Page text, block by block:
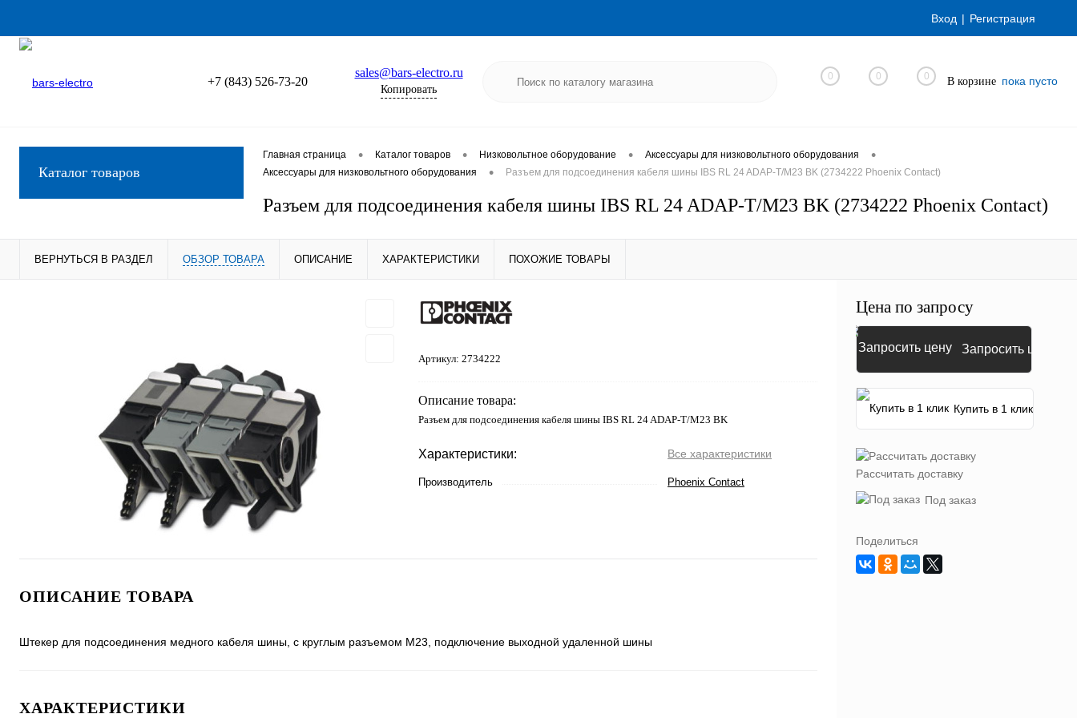
Вход Регистрация
+7 (843) 526-73-20
sales@bars-electro.ru
Копировать
0 0 0 В корзине пока пусто
Каталог товаров
Главная страница • Каталог товаров • Низковольтное оборудование • Аксессуары для низковольтного оборудования •
Аксессуары для низковольтного оборудования • Разъем для подсоединения кабеля шины IBS RL 24 ADAP-T/M23 BK (2734222 Phoenix Contact)
Разъем для подсоединения кабеля шины IBS RL 24 ADAP-T/M23 BK (2734222 Phoenix Contact)
ВЕРНУТЬСЯ В РАЗДЕЛ ОБЗОР ТОВАРА ОПИСАНИЕ ХАРАКТЕРИСТИКИ ПОХОЖИЕ ТОВАРЫ
Артикул: 2734222
Описание товара:
Разъем для подсоединения кабеля шины IBS RL 24 ADAP-T/M23 BK
Характеристики: Все характеристики
Производитель Phoenix Contact
ОПИСАНИЕ ТОВАРА
Штекер для подсоединения медного кабеля шины, с круглым разъемом М23, подключение выходной удаленной шины
ХАРАКТЕРИСТИКИ
Цена по запросу
Запросить цену
Купить в 1 клик
Рассчитать доставку
Под заказ
Поделиться